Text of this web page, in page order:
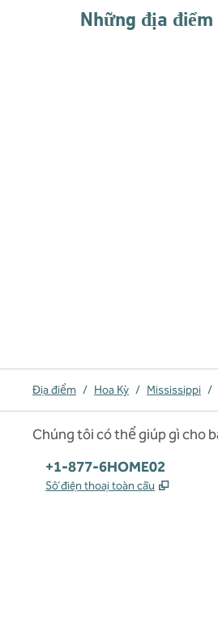
Những địa
Địa điểm / Hoa Kỳ / Mississippi /
Chúng tôi có thể giúp gì cho
Điện thoại:
+1-877-6HOME02
Số điện thoại toàn cầu ,